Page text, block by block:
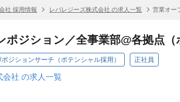
社 採用情報 レバレジーズ株式会社 の求人一覧 営業オー
ポジション／全事業部@各拠点（
ジションサーチ（ポテンシャル採用） 正社員
会社 の求人一覧